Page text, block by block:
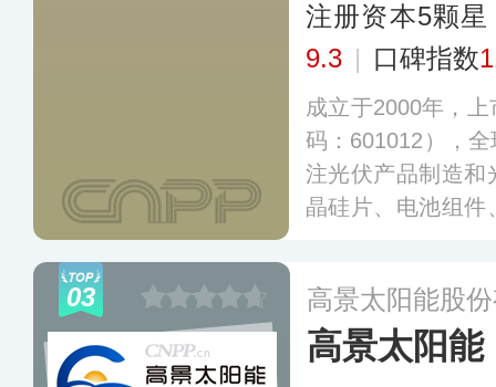
注册资本5颗星
9.3 | 口碑指数
成立于2000年，
码：601012），
注光伏产品制造和
晶硅片、电池组件
者，在光伏行业有
03 高景太阳能股
高景太阳能